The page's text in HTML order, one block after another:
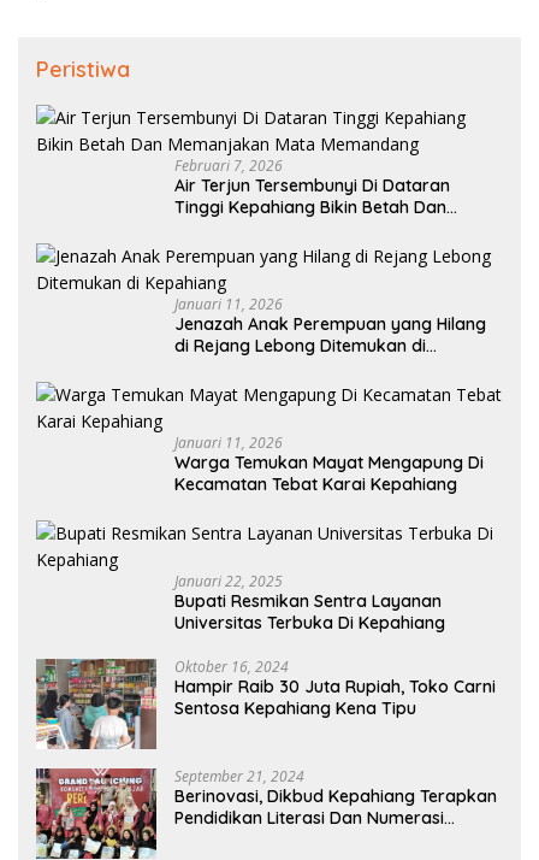
Peristiwa
Februari 7, 2026
Air Terjun Tersembunyi Di Dataran
Tinggi Kepahiang Bikin Betah Dan
Januari 11, 2026
Jenazah Anak Perempuan yang Hilang
di Rejang Lebong Ditemukan di
Januari 11, 2026
Warga Temukan Mayat Mengapung Di
Kecamatan Tebat Karai Kepahiang
Januari 22, 2025
Bupati Resmikan Sentra Layanan
Universitas Terbuka Di Kepahiang
Oktober 16, 2024
Hampir Raib 30 Juta Rupiah, Toko Carni
Sentosa Kepahiang Kena Tipu
September 21, 2024
Berinovasi, Dikbud Kepahiang Terapkan
Pendidikan Literasi Dan Numerasi